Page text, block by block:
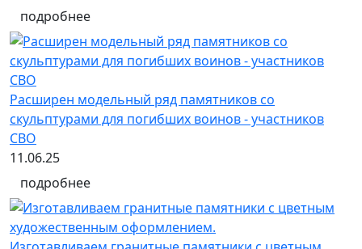
подробнее
Расширен модельный ряд памятников со
скульптурами для погибших воинов - участников
СВО
11.06.25
подробнее